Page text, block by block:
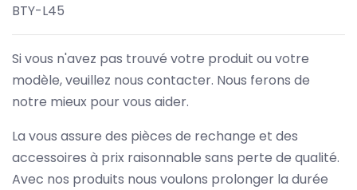
BTY-L45
Si vous n'avez pas trouvé votre produit ou votre
modèle, veuillez nous contacter. Nous ferons de
notre mieux pour vous aider.
La vous assure des pièces de rechange et des
accessoires à prix raisonnable sans perte de qualité.
Avec nos produits nous voulons prolonger la durée